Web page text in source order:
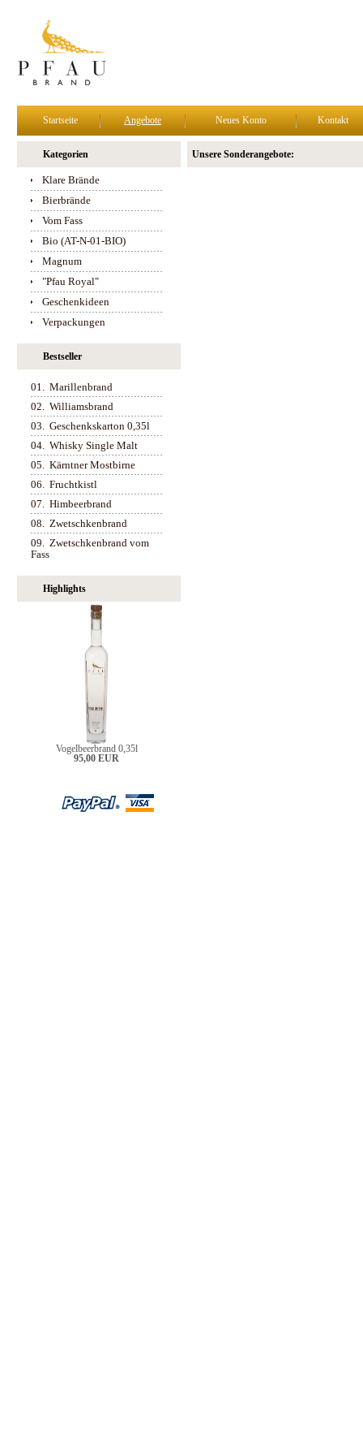
Startseite Angebote Neues Konto Kontakt
Kategorien
Klare Brände
Bierbrände
Vom Fass
Bio (AT-N-01-BIO)
Magnum
"Pfau Royal"
Geschenkideen
Verpackungen
Bestseller
01. Marillenbrand
02. Williamsbrand
03. Geschenkskarton 0,35l
04. Whisky Single Malt
05. Kärntner Mostbirne
06. Fruchtkistl
07. Himbeerbrand
08. Zwetschkenbrand
09. Zwetschkenbrand vom
Fass
Highlights
Vogelbeerbrand 0,35l
95,00 EUR
Unsere Sonderangebote: